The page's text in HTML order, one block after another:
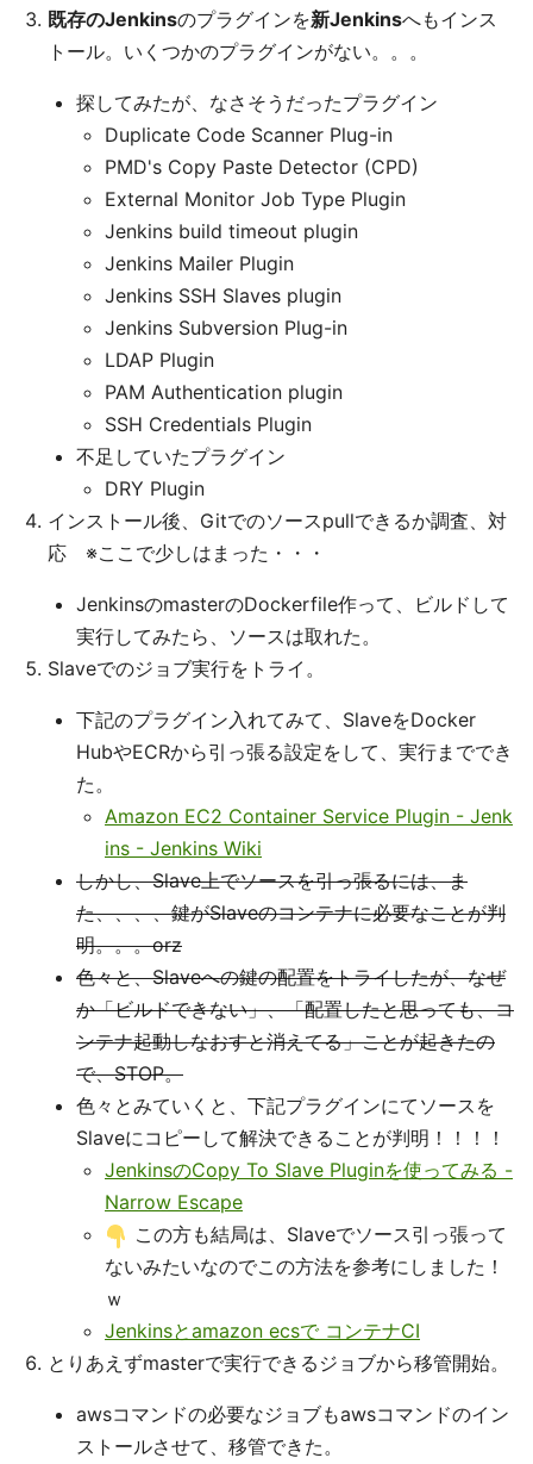
既存のJenkinsのプラグインを新Jenkinsへもインス
トール。いくつかのプラグインがない。。。
探してみたが、なさそうだったプラグイン
Duplicate Code Scanner Plug-in
PMD's Copy Paste Detector (CPD)
External Monitor Job Type Plugin
Jenkins build timeout plugin
Jenkins Mailer Plugin
Jenkins SSH Slaves plugin
Jenkins Subversion Plug-in
LDAP Plugin
PAM Authentication plugin
SSH Credentials Plugin
不足していたプラグイン
DRY Plugin
インストール後、Gitでのソースpullできるか調査、対
応 ※ここで少しはまった・・・
JenkinsのmasterのDockerfile作って、ビルドして
実行してみたら、ソースは取れた。
Slaveでのジョブ実行をトライ。
下記のプラグイン入れてみて、SlaveをDocker
HubやECRから引っ張る設定をして、実行まででき
た。
Amazon EC2 Container Service Plugin - Jenk
ins - Jenkins Wiki
しかし、Slave上でソースを引っ張るには、ま
た、、、、鍵がSlaveのコンテナに必要なことが判
明。。。orz
色々と、Slaveへの鍵の配置をトライしたが、なぜ
か「ビルドできない」、「配置したと思っても、コ
ンテナ起動しなおすと消えてる」ことが起きたの
で、STOP。
色々とみていくと、下記プラグインにてソースを
Slaveにコピーして解決できることが判明！！！！
JenkinsのCopy To Slave Pluginを使ってみる -
Narrow Escape
この方も結局は、Slaveでソース引っ張って
ないみたいなのでこの方法を参考にしました！
ｗ
Jenkinsとamazon ecsで コンテナCI
とりあえずmasterで実行できるジョブから移管開始。
awsコマンドの必要なジョブもawsコマンドのイン
ストールさせて、移管できた。